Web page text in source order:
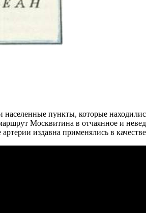
пункты, которые
Москвитина в отчаянное и
издавна применялись в